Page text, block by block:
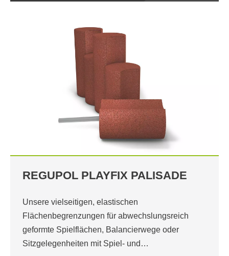
REGUPOL PLAYFIX PALISADE
Unsere vielseitigen, elastischen
Flächenbegrenzungen für abwechslungsreich
geformte Spielflächen, Balancierwege oder
Sitzgelegenheiten mit Spiel- und…